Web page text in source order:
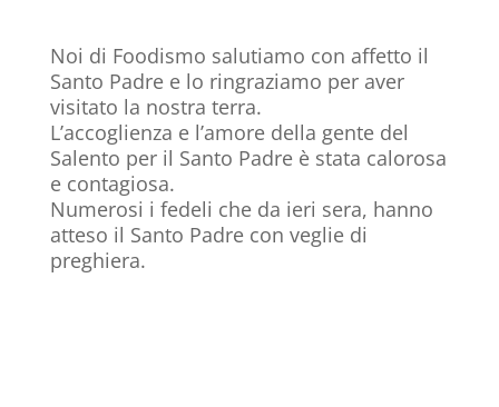
Noi di Foodismo salutiamo con affetto il
Santo Padre e lo ringraziamo per aver
visitato la nostra terra.
L’accoglienza e l’amore della gente del
Salento per il Santo Padre è stata calorosa
e contagiosa.
Numerosi i fedeli che da ieri sera, hanno
atteso il Santo Padre con veglie di
preghiera.